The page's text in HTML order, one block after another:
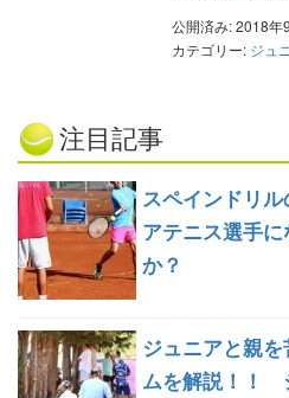
公開済み: 2018年
カテゴリー: ジュ
注目記事
スペインドリ
アテニス選手
か？
ジュニアと親
ムを解説！！